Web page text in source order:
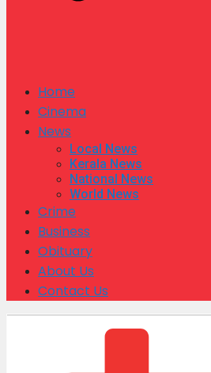
Home
Cinema
News
Local News
Kerala News
National News
World News
Crime
Business
Obituary
About Us
Contact Us